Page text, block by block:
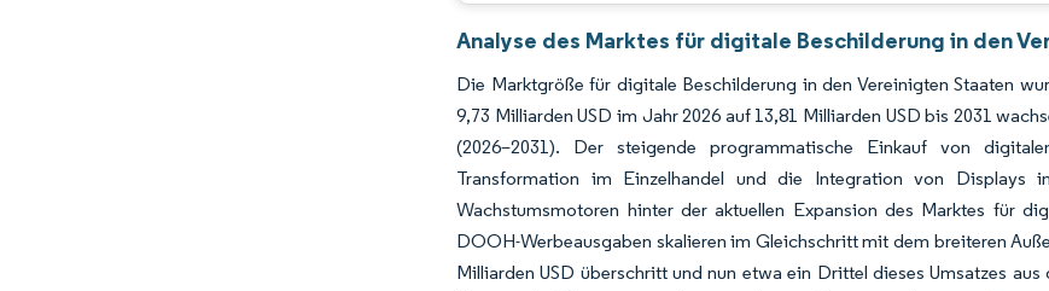
Analyse des Marktes für digitale Beschilderung in den
Die Marktgröße für digitale Beschilderung in den Vereinigten Staaten
9,73 Milliarden USD im Jahr 2026 auf 13,81 Milliarden USD bis 2031
(2026–2031). Der steigende programmatische Einkauf von
Transformation im Einzelhandel und die Integration von Displays
Wachstumsmotoren hinter der aktuellen Expansion des Marktes für
DOOH-Werbeausgaben skalieren im Gleichschritt mit dem breiteren
Milliarden USD überschritt und nun etwa ein Drittel dieses Umsatzes